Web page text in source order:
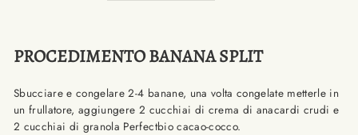
PROCEDIMENTO BANANA SPLIT
Sbucciare e congelare 2-4 banane, una volta congelate metterle in
un frullatore, aggiungere 2 cucchiai di crema di anacardi crudi e
2 cucchiai di granola Perfectbio cacao-cocco.